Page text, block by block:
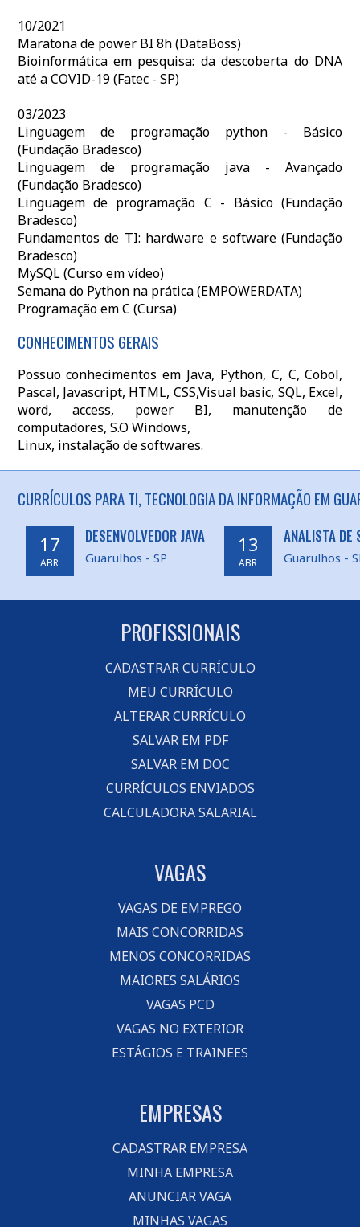
10/2021
Maratona de power BI 8h (DataBoss)
Bioinformática em pesquisa: da descoberta do DNA
até a COVID-19 (Fatec - SP)
03/2023
Linguagem de programação python - Básico
(Fundação Bradesco)
Linguagem de programação java - Avançado
(Fundação Bradesco)
Linguagem de programação C - Básico (Fundação
Bradesco)
Fundamentos de TI: hardware e software (Fundação
Bradesco)
MySQL (Curso em vídeo)
Semana do Python na prática (EMPOWERDATA)
Programação em C (Cursa)
CONHECIMENTOS GERAIS
Possuo conhecimentos em Java, Python, C, C, Cobol,
Pascal, Javascript, HTML, CSS,Visual basic, SQL, Excel,
word, access, power BI, manutenção de
computadores, S.O Windows,
Linux, instalação de softwares.
CURRÍCULOS PARA TI, TECNOLOGIA DA INFORMAÇÃO EM
17
ABR
DESENVOLVEDOR JAVA
Guarulhos - SP
13
ABR
ANALISTA DE
Guarulhos -
PROFISSIONAIS
CADASTRAR CURRÍCULO
MEU CURRÍCULO
ALTERAR CURRÍCULO
SALVAR EM PDF
SALVAR EM DOC
CURRÍCULOS ENVIADOS
CALCULADORA SALARIAL
VAGAS
VAGAS DE EMPREGO
MAIS CONCORRIDAS
MENOS CONCORRIDAS
MAIORES SALÁRIOS
VAGAS PCD
VAGAS NO EXTERIOR
ESTÁGIOS E TRAINEES
EMPRESAS
CADASTRAR EMPRESA
MINHA EMPRESA
ANUNCIAR VAGA
MINHAS VAGAS